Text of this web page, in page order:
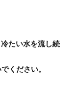
たい水を流し続
ください。